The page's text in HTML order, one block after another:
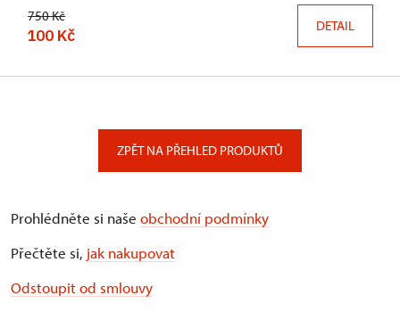
750 Kč
100 Kč DETAIL
ZPĚT NA PŘEHLED PRODUKTŮ
Prohlédněte si naše obchodní podmínky
Přečtěte si, jak nakupovat
Odstoupit od smlouvy